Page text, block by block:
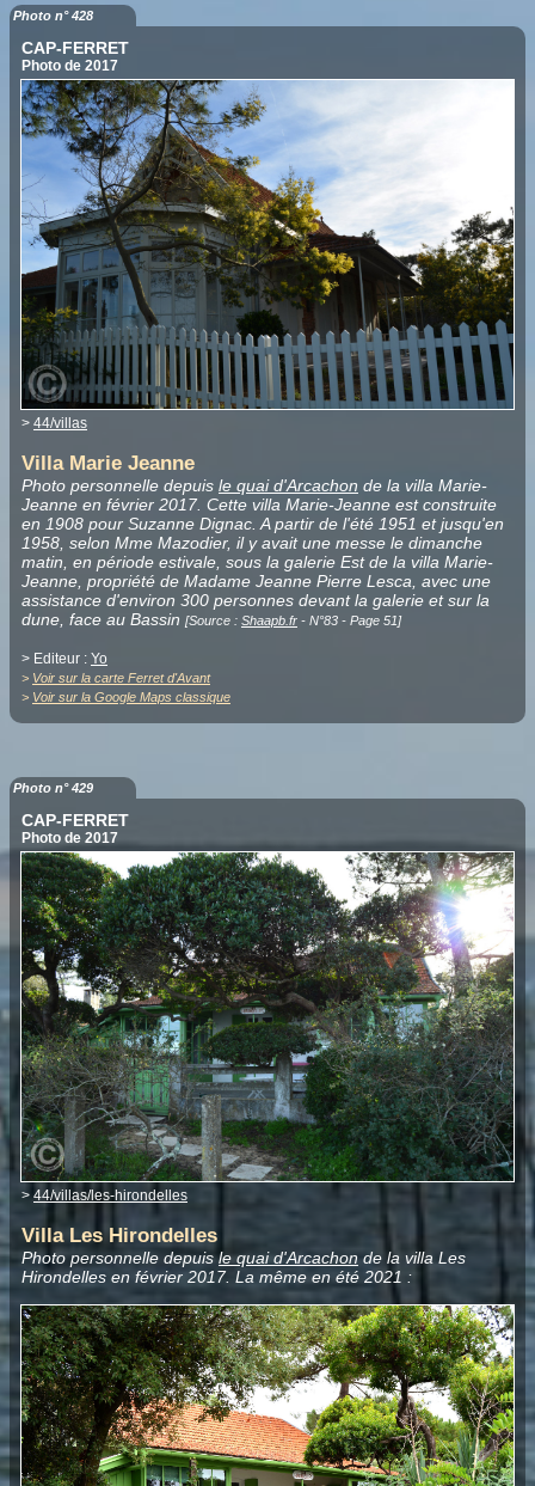
Photo n° 428
CAP-FERRET
Photo de 2017
> 44/villas
Villa Marie Jeanne
Photo personnelle depuis le quai d'Arcachon de la villa Marie-
Jeanne en février 2017. Cette villa Marie-Jeanne est construite
en 1908 pour Suzanne Dignac. A partir de l'été 1951 et jusqu'en
1958, selon Mme Mazodier, il y avait une messe le dimanche
matin, en période estivale, sous la galerie Est de la villa Marie-
Jeanne, propriété de Madame Jeanne Pierre Lesca, avec une
assistance d'environ 300 personnes devant la galerie et sur la
dune, face au Bassin [Source : Shaapb.fr - N°83 - Page 51]
> Editeur : Yo
> Voir sur la carte Ferret d'Avant
> Voir sur la Google Maps classique
Photo n° 429
CAP-FERRET
Photo de 2017
>44/villas/les-hirondelles
Villa Les Hirondelles
Photo personnelle depuisle quai d'Arcachon de la villa Les
Hirondelles en février 2017. La même en été 2021 :